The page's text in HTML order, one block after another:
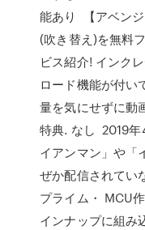
能あり 【アベン
(吹き替え)を無料
ビス紹介! インク
ロード機能が付い
量を気にせずに動
特典. なし 2019年
イアンマン」や「
ぜか配信されてい
プライム・ MCU
インナップに組み